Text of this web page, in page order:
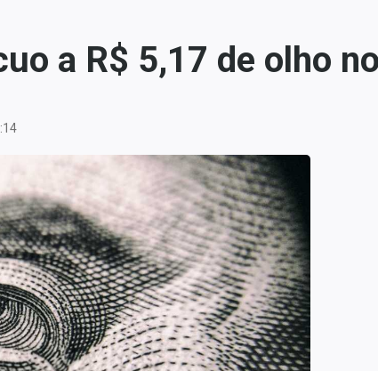
a R$ 5,17 de olho